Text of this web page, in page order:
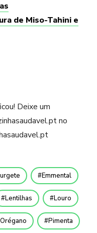
de Miso-Tahini e
Deixe um
no
Emmental
Lentilhas Louro
Orégano Pimenta